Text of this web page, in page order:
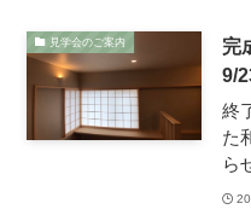
見学会のご案内
完
9/
終
た
ら